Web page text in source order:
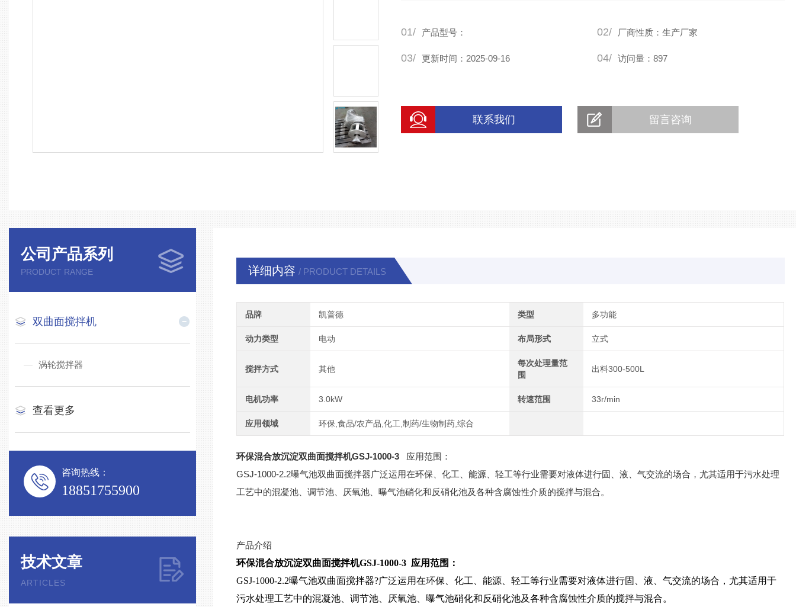
01/ 产品型号： 02/ 厂商性质：生产厂家
03/ 更新时间：2025-09-16 04/ 访问量：897
联系我们 留言咨询
公司产品系列
PRODUCT RANGE
双曲面搅拌机
涡轮搅拌器
查看更多
咨询热线：
18851755900
技术文章
ARTICLES
详细内容 / PRODUCT DETAILS
品牌 凯普德 类型 多功能
动力类型 电动 布局形式 立式
搅拌方式 其他
每次处理量范
围
出料300-500L
电机功率 3.0kW 转速范围 33r/min
应用领域 环保,食品/农产品,化工,制药/生物制药,综合
环保混合放沉淀双曲面搅拌机GSJ-1000-3 应用范围：
GSJ-1000-2.2曝气池双曲面搅拌器广泛运用在环保、化工、能源、轻工等行业需要对液体进行固、液、气交流的场合，尤其适用于污水处理
工艺中的混凝池、调节池、厌氧池、曝气池硝化和反硝化池及各种含腐蚀性介质的搅拌与混合。
产品介绍
环保混合放沉淀双曲面搅拌机GSJ-1000-3 应用范围：
GSJ-1000-2.2曝气池双曲面搅拌器?广泛运用在环保、化工、能源、轻工等行业需要对液体进行固、液、气交流的场合，尤其适用于
污水处理工艺中的混凝池、调节池、厌氧池、曝气池硝化和反硝化池及各种含腐蚀性介质的搅拌与混合。